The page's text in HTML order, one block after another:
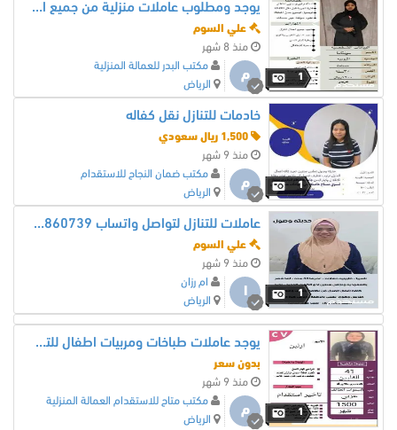
1
يوجد ومطلوب عاملات منزلية من جميع الجنسيات
علي السوم
منذ 8 شهر
م
مكتب البدر للعمالة المنزلية
الرياض
1
خادمات للتنازل نقل كفاله
منذ 9 شهر
م
مكتب ضمان النجاح للاستقدام
الرياض
1
عاملات للتنازل لتواصل واتساب 0550860739
علي السوم
منذ 9 شهر
ام رزان
الرياض
1
يوجد عاملات طباخات ومربيات اطفال للتنازل
بدون سعر
منذ 9 شهر
م
مكتب متاح للاستقدام العمالة المنزلية
الرياض